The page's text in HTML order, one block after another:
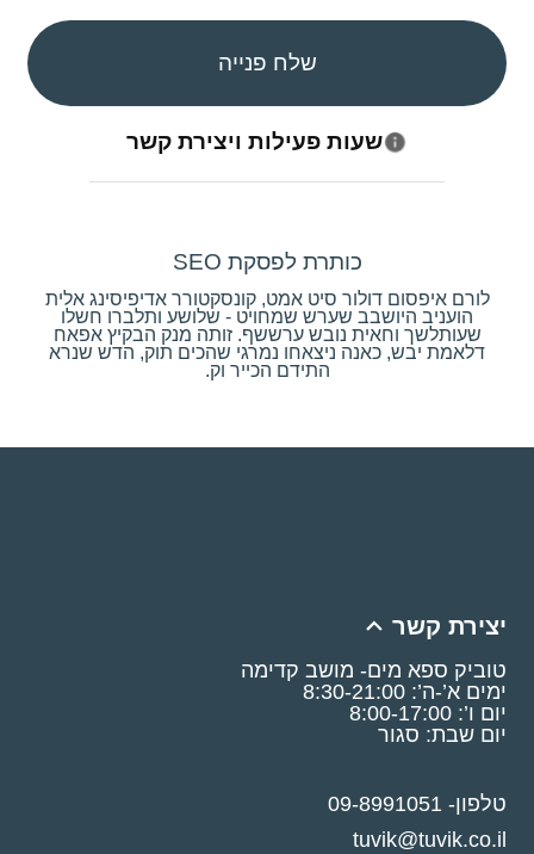
שלח פנייה
שעות פעילות ויצירת קשר
כותרת לפסקת SEO
לורם איפסום דולור סיט אמט, קונסקטורר אדיפיסינג אלית
הועניב היושבב שערש שמחויט - שלושע ותלברו חשלו
שעותלשך וחאית נובש ערששף. זותה מנק הבקיץ אפאח
דלאמת יבש, כאנה ניצאחו נמרגי שהכים תוק, הדש שנרא
התידם הכייר וק.
יצירת קשר
טוביק ספא מים- מושב קדימה
ימים א’-ה’: 8:30-21:00
יום ו’: 8:00-17:00
יום שבת: סגור
טלפון- 09-8991051
tuvik@tuvik.co.il